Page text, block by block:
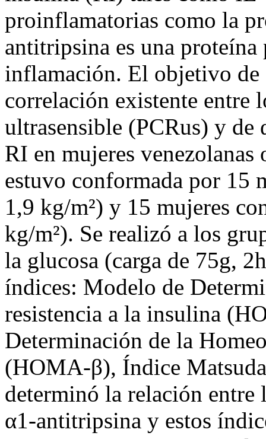
proinflamatorias como la
antitripsina es una proteína
inflamación. El objetivo de
correlación existente entre
ultrasensible (PCRus) y
RI en mujeres
estuvo conformada por 15
1,9 kg/m²) y 15 mujeres
kg/m²). Se realizó a los
la glucosa (carga de 75g,
índices: Modelo de
resistencia a la insulina
Determinación de la
(HOMA-β), Índice
determinó la relación entre
α1-antitripsina y estos